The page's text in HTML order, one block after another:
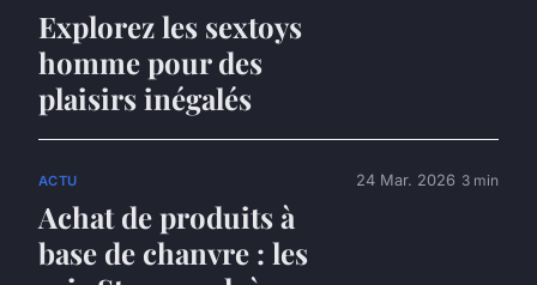
Explorez les sextoys
homme pour des
plaisirs inégalés
ACTU
Achat de produits à
base de chanvre : les
24 Mar. 2026 3 min